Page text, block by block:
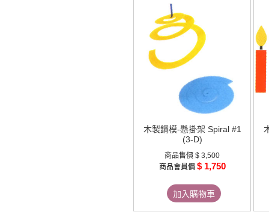
木製鋼模-懸掛架 Spiral #1
(3-D)
商品售價 $ 3,500
商品會員價 $ 1,750
加入購物車